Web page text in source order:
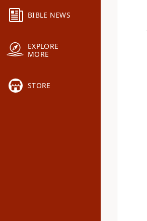
BIBLE NEWS
EXPLORE
MORE
STORE